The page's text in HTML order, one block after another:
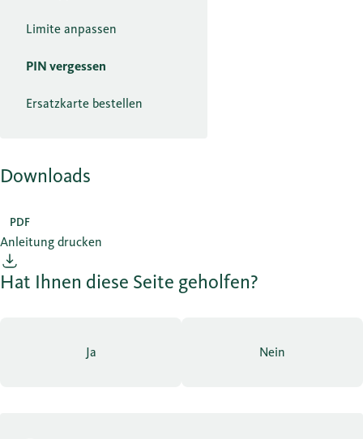
Limite anpassen
PIN vergessen
Ersatzkarte bestellen
Downloads
PDF
Anleitung drucken
Hat Ihnen diese Seite geholfen?
Ja Nein